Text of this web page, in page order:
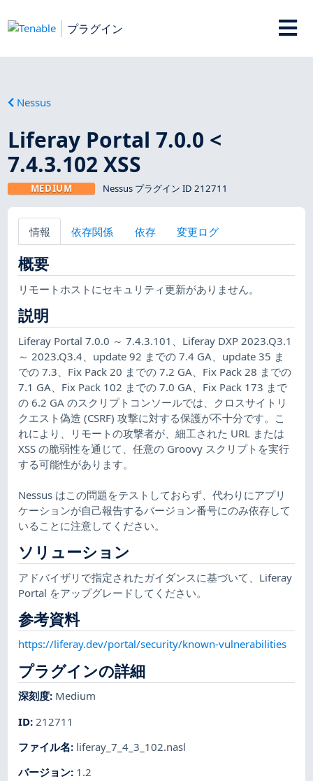
プラグイン
Nessus
Liferay Portal 7.0.0 <
7.4.3.102 XSS
MEDIUM Nessus プラグイン ID 212711
情報 依存関係 依存 変更ログ
概要
リモートホストにセキュリティ更新がありません。
説明
Liferay Portal 7.0.0 ～ 7.4.3.101、Liferay DXP 2023.Q3.1
～ 2023.Q3.4、update 92 までの 7.4 GA、update 35 ま
での 7.3、Fix Pack 20 までの 7.2 GA、Fix Pack 28 までの
7.1 GA、Fix Pack 102 までの 7.0 GA、Fix Pack 173 まで
の 6.2 GA のスクリプトコンソールでは、クロスサイトリ
クエスト偽造 (CSRF) 攻撃に対する保護が不十分です。こ
れにより、リモートの攻撃者が、細工された URL または
XSS の脆弱性を通じて、任意の Groovy スクリプトを実行
する可能性があります。
Nessus はこの問題をテストしておらず、代わりにアプリ
ケーションが自己報告するバージョン番号にのみ依存して
いることに注意してください。
ソリューション
アドバイザリで指定されたガイダンスに基づいて、Liferay
Portal をアップグレードしてください。
参考資料
https://liferay.dev/portal/security/known-vulnerabilities
プラグインの詳細
深刻度: Medium
ID: 212711
ファイル名: liferay_7_4_3_102.nasl
バージョン: 1.2